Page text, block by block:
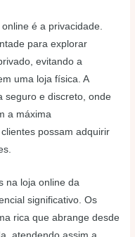
é a privacidade.
para explorar
evitando a
uma loja física. A
seguro e discreto, onde
a máxima
possam adquirir
na loja online da
significativo. Os
rica que abrange desde